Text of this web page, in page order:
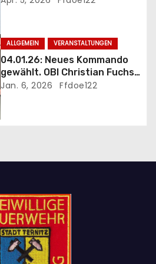
ALLGEMEIN VERANSTALTUNGEN
04.01.26: Neues Kommando
gewählt. OBI Christian Fuchs
als Kommandant bestätigt
Jan. 6, 2026 Ffdoe122